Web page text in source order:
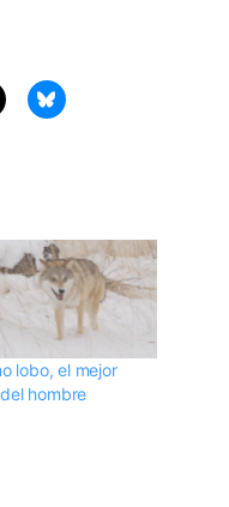
lobo, el mejor
hombre